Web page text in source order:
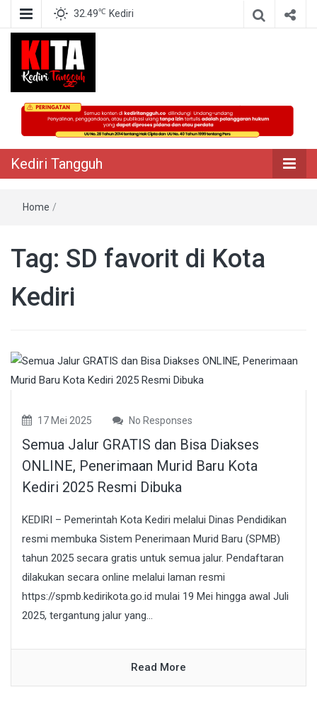
32.49℃ Kediri
Kediri Tangguh
Berita Akurat Terpercaya
Kediri Tangguh
Home /
Tag: SD favorit di Kota
Kediri
17 Mei 2025 No Responses
Semua Jalur GRATIS dan Bisa Diakses
ONLINE, Penerimaan Murid Baru Kota
Kediri 2025 Resmi Dibuka
KEDIRI – Pemerintah Kota Kediri melalui Dinas Pendidikan
resmi membuka Sistem Penerimaan Murid Baru (SPMB)
tahun 2025 secara gratis untuk semua jalur. Pendaftaran
dilakukan secara online melalui laman resmi
https://spmb.kedirikota.go.id mulai 19 Mei hingga awal Juli
2025, tergantung jalur yang...
Read More